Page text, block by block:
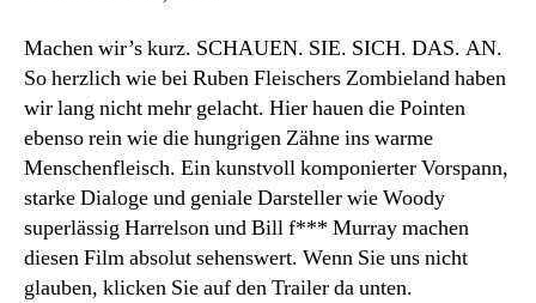
Machen wir’s kurz. SCHAUEN. SIE. SICH. DAS. AN.
So herzlich wie bei Ruben Fleischers Zombieland haben
wir lang nicht mehr gelacht. Hier hauen die Pointen
ebenso rein wie die hungrigen Zähne ins warme
Menschenfleisch. Ein kunstvoll komponierter Vorspann,
starke Dialoge und geniale Darsteller wie Woody
superlässig Harrelson und Bill f*** Murray machen
diesen Film absolut sehenswert. Wenn Sie uns nicht
glauben, klicken Sie auf den Trailer da unten.